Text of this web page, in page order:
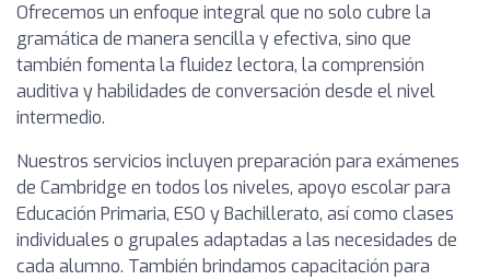
Ofrecemos un enfoque integral que no solo cubre la
gramática de manera sencilla y efectiva, sino que
también fomenta la fluidez lectora, la comprensión
auditiva y habilidades de conversación desde el nivel
intermedio.
Nuestros servicios incluyen preparación para exámenes
de Cambridge en todos los niveles, apoyo escolar para
Educación Primaria, ESO y Bachillerato, así como clases
individuales o grupales adaptadas a las necesidades de
cada alumno. También brindamos capacitación para